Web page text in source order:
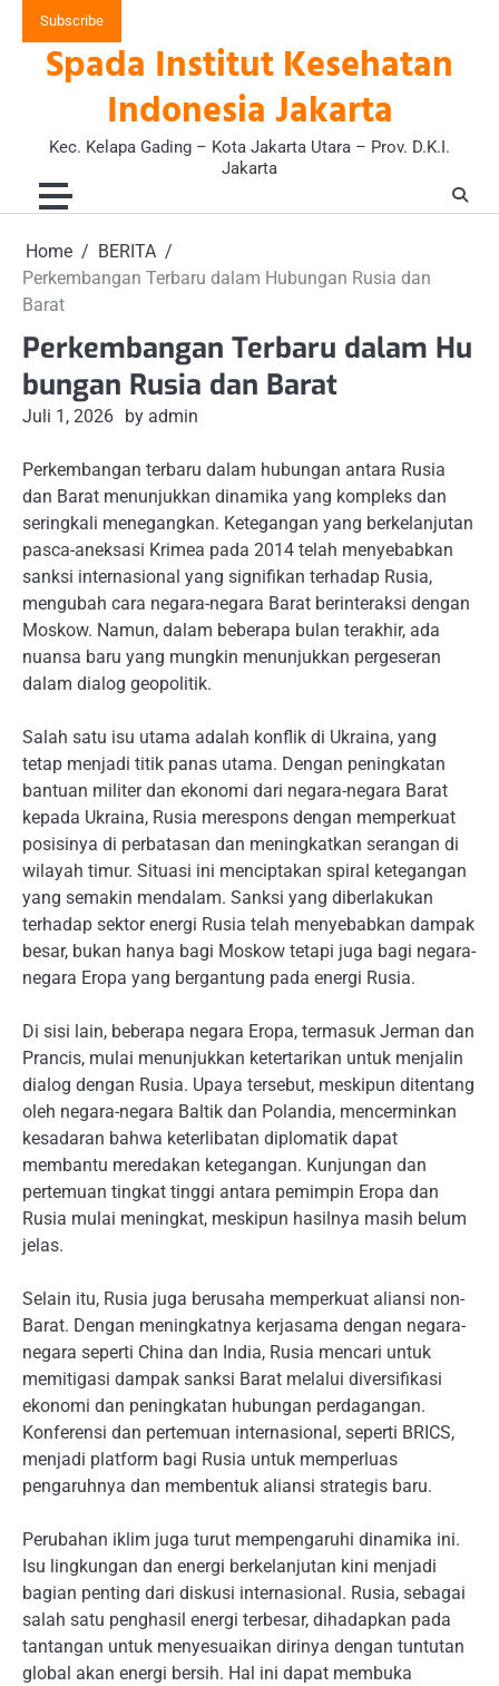
content
Subscribe
Spada Institut Kesehatan
Indonesia Jakarta
Kec. Kelapa Gading – Kota Jakarta Utara – Prov. D.K.I.
Jakarta
Home
BERITA
Perkembangan Terbaru dalam Hubungan Rusia dan
Barat
Perkembangan Terbaru dalam Hu
bungan Rusia dan Barat
Juli 1, 2026 by admin
Perkembangan terbaru dalam hubungan antara Rusia
dan Barat menunjukkan dinamika yang kompleks dan
seringkali menegangkan. Ketegangan yang berkelanjutan
pasca-aneksasi Krimea pada 2014 telah menyebabkan
sanksi internasional yang signifikan terhadap Rusia,
mengubah cara negara-negara Barat berinteraksi dengan
Moskow. Namun, dalam beberapa bulan terakhir, ada
nuansa baru yang mungkin menunjukkan pergeseran
dalam dialog geopolitik.
Salah satu isu utama adalah konflik di Ukraina, yang
tetap menjadi titik panas utama. Dengan peningkatan
bantuan militer dan ekonomi dari negara-negara Barat
kepada Ukraina, Rusia merespons dengan memperkuat
posisinya di perbatasan dan meningkatkan serangan di
wilayah timur. Situasi ini menciptakan spiral ketegangan
yang semakin mendalam. Sanksi yang diberlakukan
terhadap sektor energi Rusia telah menyebabkan dampak
besar, bukan hanya bagi Moskow tetapi juga bagi negara-
negara Eropa yang bergantung pada energi Rusia.
Di sisi lain, beberapa negara Eropa, termasuk Jerman dan
Prancis, mulai menunjukkan ketertarikan untuk menjalin
dialog dengan Rusia. Upaya tersebut, meskipun ditentang
oleh negara-negara Baltik dan Polandia, mencerminkan
kesadaran bahwa keterlibatan diplomatik dapat
membantu meredakan ketegangan. Kunjungan dan
pertemuan tingkat tinggi antara pemimpin Eropa dan
Rusia mulai meningkat, meskipun hasilnya masih belum
jelas.
Selain itu, Rusia juga berusaha memperkuat aliansi non-
Barat. Dengan meningkatnya kerjasama dengan negara-
negara seperti China dan India, Rusia mencari untuk
memitigasi dampak sanksi Barat melalui diversifikasi
ekonomi dan peningkatan hubungan perdagangan.
Konferensi dan pertemuan internasional, seperti BRICS,
menjadi platform bagi Rusia untuk memperluas
pengaruhnya dan membentuk aliansi strategis baru.
Perubahan iklim juga turut mempengaruhi dinamika ini.
Isu lingkungan dan energi berkelanjutan kini menjadi
bagian penting dari diskusi internasional. Rusia, sebagai
salah satu penghasil energi terbesar, dihadapkan pada
tantangan untuk menyesuaikan dirinya dengan tuntutan
global akan energi bersih. Hal ini dapat membuka